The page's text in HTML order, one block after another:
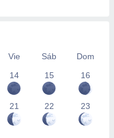
Vie Sáb
Dom
14 15 16
21 22 23